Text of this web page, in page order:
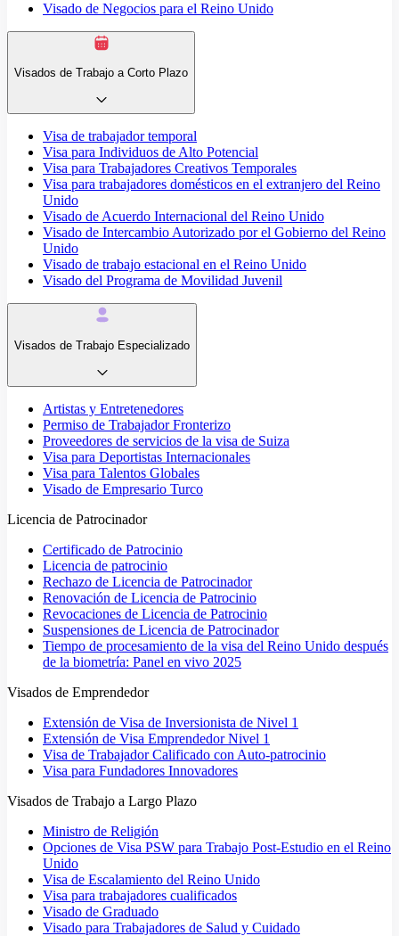
Visado de Negocios para el Reino Unido
Visados de Trabajo a Corto Plazo
Visa de trabajador temporal
Visa para Individuos de Alto Potencial
Visa para Trabajadores Creativos Temporales
Visa para trabajadores domésticos en el extranjero del Reino
Unido
Visado de Acuerdo Internacional del Reino Unido
Visado de Intercambio Autorizado por el Gobierno del Reino
Unido
Visado de trabajo estacional en el Reino Unido
Visado del Programa de Movilidad Juvenil
Visados de Trabajo Especializado
Artistas y Entretenedores
Permiso de Trabajador Fronterizo
Proveedores de servicios de la visa de Suiza
Visa para Deportistas Internacionales
Visa para Talentos Globales
Visado de Empresario Turco
Licencia de Patrocinador
Certificado de Patrocinio
Licencia de patrocinio
Rechazo de Licencia de Patrocinador
Renovación de Licencia de Patrocinio
Revocaciones de Licencia de Patrocinio
Suspensiones de Licencia de Patrocinador
Tiempo de procesamiento de la visa del Reino Unido después
de la biometría: Panel en vivo 2025
Visados de Emprendedor
Extensión de Visa de Inversionista de Nivel 1
Extensión de Visa Emprendedor Nivel 1
Visa de Trabajador Calificado con Auto-patrocinio
Visa para Fundadores Innovadores
Visados de Trabajo a Largo Plazo
Ministro de Religión
Opciones de Visa PSW para Trabajo Post-Estudio en el Reino
Unido
Visa de Escalamiento del Reino Unido
Visa para trabajadores cualificados
Visado de Graduado
Visado para Trabajadores de Salud y Cuidado